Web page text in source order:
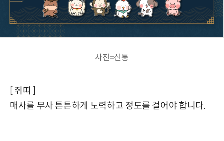
사진=신통
[ 쥐띠 ]
매사를 무사 튼튼하게 노력하고 정도를 걸어야 합니다.